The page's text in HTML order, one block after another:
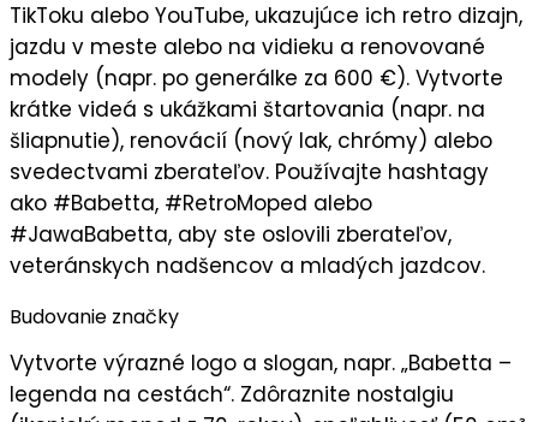
TikToku alebo YouTube, ukazujúce ich retro dizajn,
jazdu v meste alebo na vidieku a renovované
modely (napr. po generálke za 600 €). Vytvorte
krátke videá s ukážkami štartovania (napr. na
šliapnutie), renovácií (nový lak, chrómy) alebo
svedectvami zberateľov. Používajte hashtagy
ako #Babetta, #RetroMoped alebo
#JawaBabetta, aby ste oslovili zberateľov,
veteránskych nadšencov a mladých jazdcov.
Budovanie značky
Vytvorte výrazné logo a slogan, napr. „Babetta –
legenda na cestách“. Zdôraznite nostalgiu